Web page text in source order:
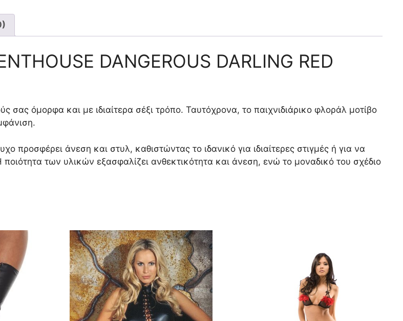
DANGEROUS DARLING RED
σας όμορφα και με ιδιαίτερα σέξι τρόπο. Ταυτόχρονα, το παιχνιδιάρικο φλοράλ μοτίβο
άνεση και στυλ, καθιστώντας το ιδανικό για ιδιαίτερες στιγμές ή για να
των υλικών εξασφαλίζει ανθεκτικότητα και άνεση, ενώ το μοναδικό του σχέδιο